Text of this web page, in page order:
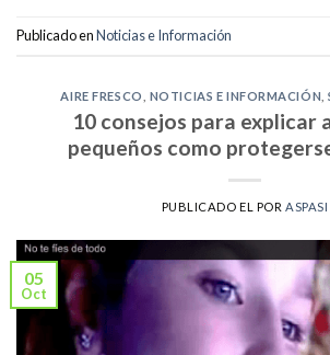
Publicado enNoticias e Información
AIRE FRESCO NOTICIAS E INFORMACIÓN ,
10 consejos para explicar
pequeños como
PUBLICADO EL PORASPASI
05
Oct